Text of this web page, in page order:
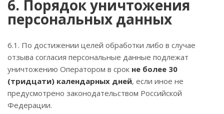
6. Порядок уничтожения
персональных данных
6.1. По достижении целей обработки либо в случае
отзыва согласия персональные данные подлежат
уничтожению Оператором в срок не более 30
(тридцати) календарных дней, если иное не
предусмотрено законодательством Российской
Федерации.